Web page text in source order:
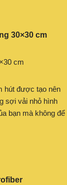
30×30 cm
cm
hút được tạo nên
sợi vải nhỏ hình
bạn mà không để